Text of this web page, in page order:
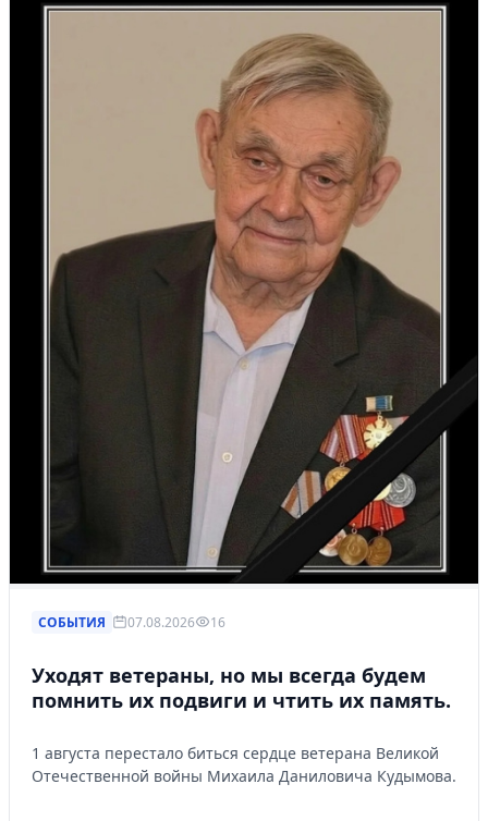
СОБЫТИЯ 07.08.2026 16
Уходят ветераны, но мы всегда будем
помнить их подвиги и чтить их память.
1 августа перестало биться сердце ветерана Великой
Отечественной войны Михаила Даниловича Кудымова.